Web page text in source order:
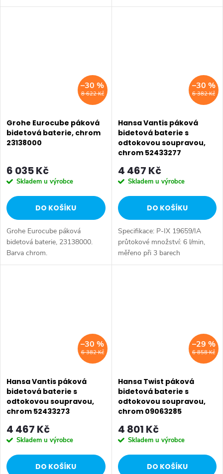
kartuše 28 mm s GROHE
kartuše 28 mm s GROHE
8 622 Kč
–30 %
Grohe Eurocube páková
bidetová baterie, chrom
23138000
6 035 Kč
Skladem u výrobce
DO KOŠÍKU
Grohe Eurocube páková
bidetová baterie, 23138000.
Barva chrom.
6 382 Kč
–30 %
Hansa Vantis páková
bidetová baterie s
odtokovou soupravou,
chrom 52433277
4 467 Kč
Skladem u výrobce
DO KOŠÍKU
Specifikace: P-IX 19659/IA
průtokové množství: 6 l/min,
měřeno při 3 barech
hydraulického tlaku Tělesa
6 382 Kč
–30 %
Hansa Vantis páková
bidetová baterie s
odtokovou soupravou,
chrom 52433273
4 467 Kč
Skladem u výrobce
DO KOŠÍKU
6 858 Kč
–29 %
Hansa Twist páková
bidetová baterie s
odtokovou soupravou,
chrom 09063285
4 801 Kč
Skladem u výrobce
DO KOŠÍKU